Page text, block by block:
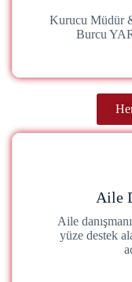
Kurucu Müdür
Burcu
Aile
Aile
yüze destek